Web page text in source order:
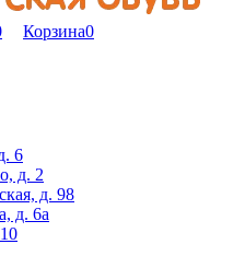
Корзина0
6
д. 2
д. 98
д. 6а